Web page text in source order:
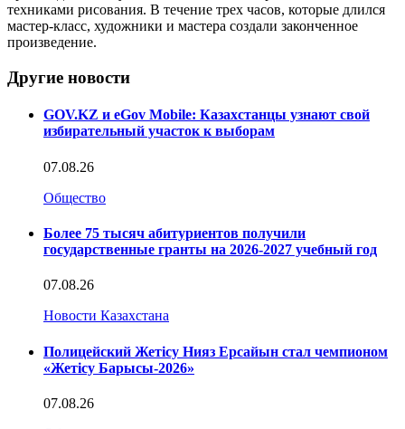
техниками рисования. В течение трех часов, которые длился
мастер-класс, художники и мастера создали законченное
произведение.
Другие новости
GOV.KZ и eGov Mobile: Казахстанцы узнают свой
избирательный участок к выборам
07.08.26
Общество
Более 75 тысяч абитуриентов получили
государственные гранты на 2026-2027 учебный год
07.08.26
Новости Казахстана
Полицейский Жетісу Нияз Ерсайын стал чемпионом
«Жетісу Барысы-2026»
07.08.26